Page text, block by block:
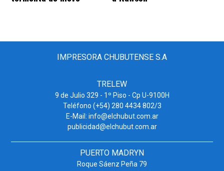
IMPRESORA CHUBUTENSE S.A
TRELEW
9 de Julio 329 - 1º Piso - Cp U-9100H
Teléfono (+54) 280 4434 802/3
E-Mail: info@elchubut.com.ar
publicidad@elchubut.com.ar
PUERTO MADRYN
Roque Sáenz Peña 79